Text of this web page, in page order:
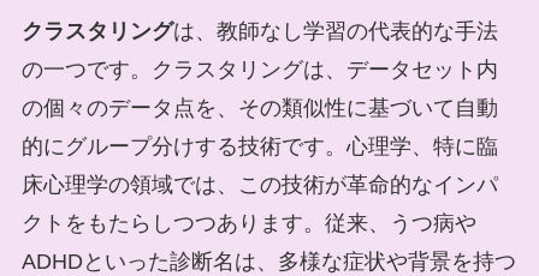
クラスタリングは、教師なし学習の代表的な手法
の一つです。クラスタリングは、データセット内
の個々のデータ点を、その類似性に基づいて自動
的にグループ分けする技術です。心理学、特に臨
床心理学の領域では、この技術が革命的なインパ
クトをもたらしつつあります。従来、うつ病や
ADHDといった診断名は、多様な症状や背景を持つ